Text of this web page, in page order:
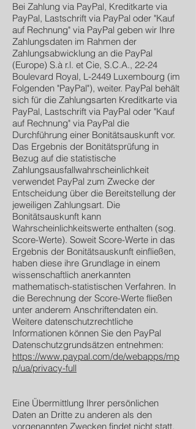
Bei Zahlung via PayPal, Kreditkarte via
PayPal, Lastschrift via PayPal oder "Kauf
auf Rechnung" via PayPal geben wir Ihre
Zahlungsdaten im Rahmen der
Zahlungsabwicklung an die PayPal
(Europe) S.à r.l. et Cie, S.C.A., 22-24
Boulevard Royal, L-2449 Luxembourg (im
Folgenden "PayPal"), weiter. PayPal behält
sich für die Zahlungsarten Kreditkarte via
PayPal, Lastschrift via PayPal oder "Kauf
auf Rechnung" via PayPal die
Durchführung einer Bonitätsauskunft vor.
Das Ergebnis der Bonitätsprüfung in
Bezug auf die statistische
Zahlungsausfallwahrscheinlichkeit
verwendet PayPal zum Zwecke der
Entscheidung über die Bereitstellung der
jeweiligen Zahlungsart. Die
Bonitätsauskunft kann
Wahrscheinlichkeitswerte enthalten (sog.
Score-Werte). Soweit Score-Werte in das
Ergebnis der Bonitätsauskunft einfließen,
haben diese ihre Grundlage in einem
wissenschaftlich anerkannten
mathematisch-statistischen Verfahren. In
die Berechnung der Score-Werte fließen
unter anderem Anschriftendaten ein.
Weitere datenschutzrechtliche
Informationen können Sie den PayPal
Datenschutzgrundsätzen entnehmen:
https://www.paypal.com/de/webapps/mp
p/ua/privacy-full
Eine Übermittlung Ihrer persönlichen
Daten an Dritte zu anderen als den
vorgenannten Zwecken findet nicht statt.